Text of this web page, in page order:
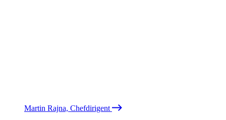
Martin Rajna, Chefdirigent